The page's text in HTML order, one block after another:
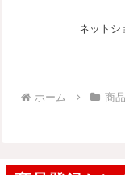
ネットシ
ホーム 商